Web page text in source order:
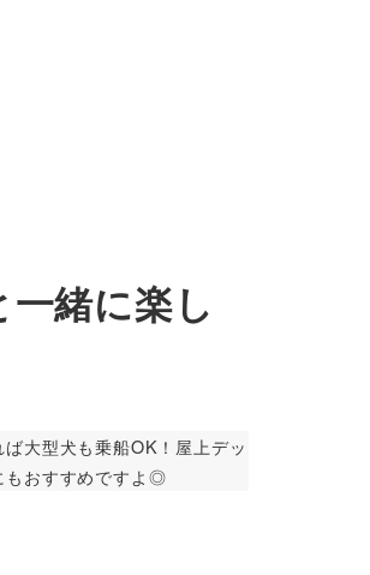
緒に楽し
ば大型犬も乗船OK！屋上デッ
もおすすめですよ◎